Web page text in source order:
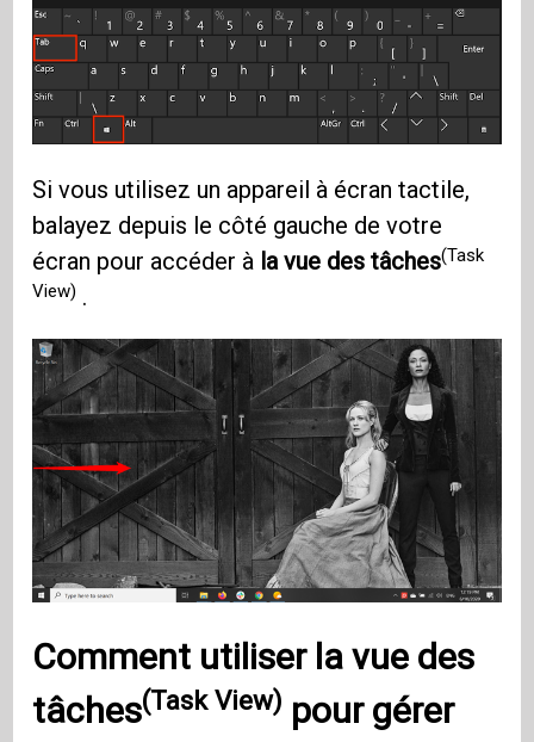
Si vous utilisez un appareil à écran tactile,
balayez depuis le côté gauche de votre
écran pour accéder à la vue des tâches(Task
View) .
Comment utiliser la vue des
tâches(Task View) pour gérer